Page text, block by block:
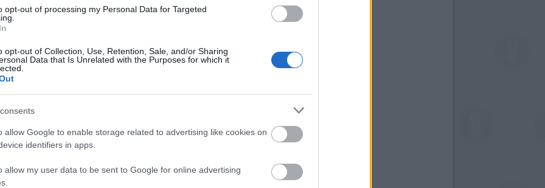
opt-out of processing my Personal Data for Targeted
opt-out of Collection, Use, Retention, Sale, and/or Sharing
Data that Is Unrelated with the Purposes for which it
allow Google to enable storage related to advertising like cookies on
identifiers in apps.
allow my user data to be sent to Google for online advertising
-ról egyetlen egy single-t sem tolt ki
mert ezzel az albummal hirtelenjében is
alapján bármilyen előzetes
A lemez ugyanis inkább egy hírnévtől
memoárja, aki visszarepítette az időbenFather
szerezni, mint egy
Hotel + Casino. Vannak azért rajta unalmas,
Batphone
a maga körül érzékelt világot, csak ezt most
teszi. Az albumnyitóStar Treatment
pedig egészen körülbelül a lemez feléig kitart,
magát. A zárószám
Anthem je, aminél kevés nagyobb dicséret van.